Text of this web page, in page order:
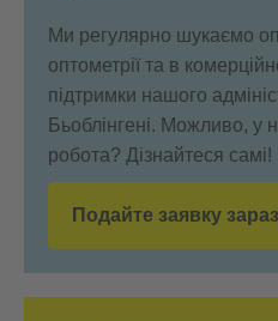
Ми регулярно шукаємо
оптометрії та в
підтримки нашого
Бьоблінгені. Можливо, у
робота? Дізнайтеся самі!
Подайте заявку